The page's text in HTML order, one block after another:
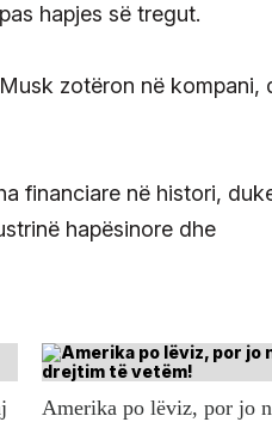
hapjes së tregut.
zotëron në kompani,
financiare në histori,
hapësinore dhe
Amerika po lëviz, por jo